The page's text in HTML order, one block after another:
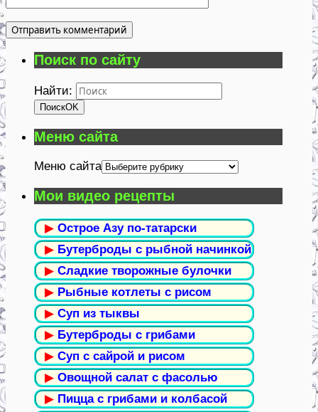
Поиск по сайту
Найти:
ПоискOK
Меню сайта
Меню сайта
Мои видео рецепты
▶ Острое Азу по-татарски
▶ Бутерброды с рыбной начинкой
▶ Сладкие творожные булочки
▶ Рыбные котлеты с рисом
▶ Суп из тыквы
▶ Бутерброды с грибами
▶ Суп с сайрой и рисом
▶ Овощной салат с фасолью
▶ Пицца с грибами и колбасой